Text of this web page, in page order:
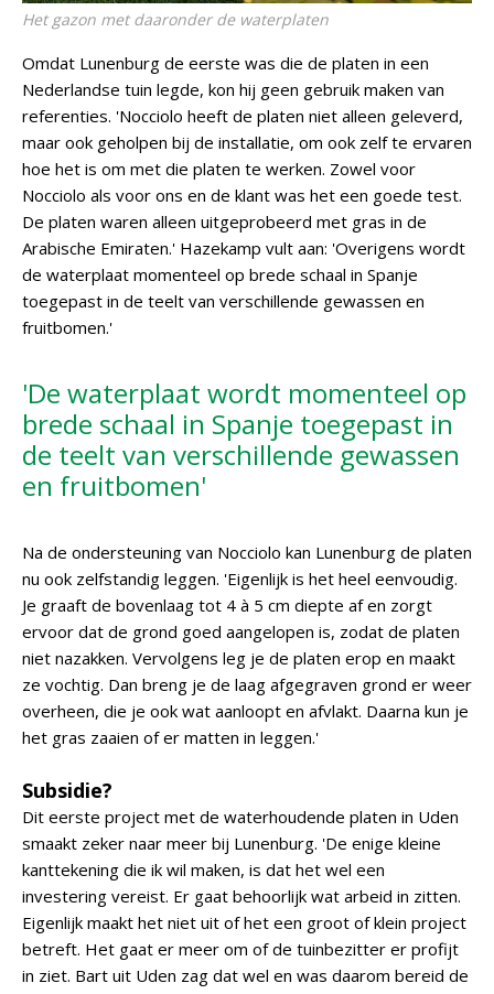
Het gazon met daaronder de waterplaten
Omdat Lunenburg de eerste was die de platen in een
Nederlandse tuin legde, kon hij geen gebruik maken van
referenties. 'Nocciolo heeft de platen niet alleen geleverd,
maar ook geholpen bij de installatie, om ook zelf te ervaren
hoe het is om met die platen te werken. Zowel voor
Nocciolo als voor ons en de klant was het een goede test.
De platen waren alleen uitgeprobeerd met gras in de
Arabische Emiraten.' Hazekamp vult aan: 'Overigens wordt
de waterplaat momenteel op brede schaal in Spanje
toegepast in de teelt van verschillende gewassen en
fruitbomen.'
'De waterplaat wordt momenteel op
brede schaal in Spanje toegepast in
de teelt van verschillende gewassen
en fruitbomen'
Na de ondersteuning van Nocciolo kan Lunenburg de platen
nu ook zelfstandig leggen. 'Eigenlijk is het heel eenvoudig.
Je graaft de bovenlaag tot 4 à 5 cm diepte af en zorgt
ervoor dat de grond goed aangelopen is, zodat de platen
niet nazakken. Vervolgens leg je de platen erop en maakt
ze vochtig. Dan breng je de laag afgegraven grond er weer
overheen, die je ook wat aanloopt en afvlakt. Daarna kun je
het gras zaaien of er matten in leggen.'
Subsidie?
Dit eerste project met de waterhoudende platen in Uden
smaakt zeker naar meer bij Lunenburg. 'De enige kleine
kanttekening die ik wil maken, is dat het wel een
investering vereist. Er gaat behoorlijk wat arbeid in zitten.
Eigenlijk maakt het niet uit of het een groot of klein project
betreft. Het gaat er meer om of de tuinbezitter er profijt
in ziet. Bart uit Uden zag dat wel en was daarom bereid de